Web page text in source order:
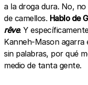
a la droga dura. No,
de camellos. Hablo de
rêve. Y
Kanneh-Mason agarra
sin palabras, por qué
medio de tanta gente.